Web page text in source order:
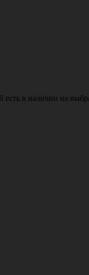
есть в наличии на